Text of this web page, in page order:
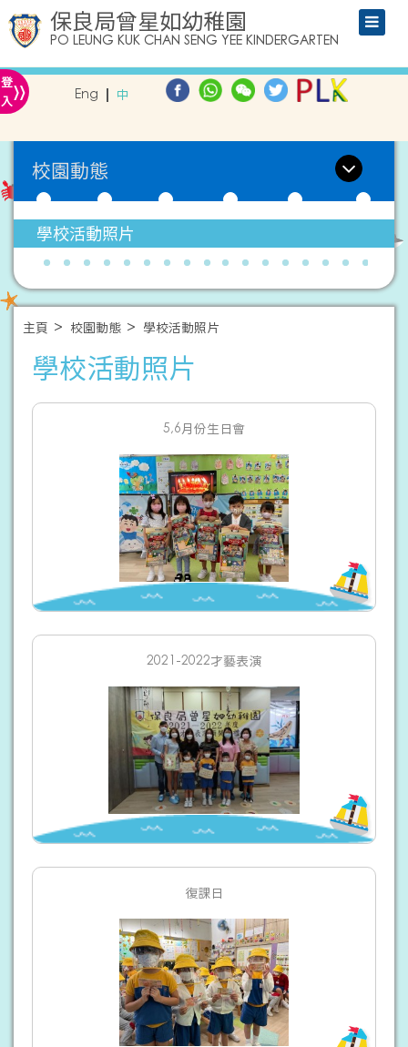
保良局曾星如幼稚園
PO LEUNG KUK CHAN SENG YEE KINDERGARTEN
登
入» Eng 中
校園動態
學校活動照片
主頁 校園動態 學校活動照片
學校活動照片
5,6月份生日會
2021-2022才藝表演
復課日